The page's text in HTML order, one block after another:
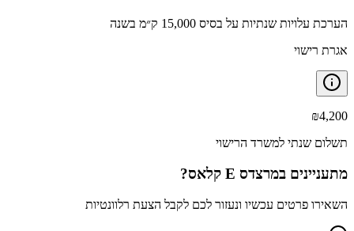
הערכת עלויות שנתיות על בסיס 15,000 ק״מ בשנה
אגרת רישוי
₪4,200
תשלום שנתי למשרד הרישוי
מתעניינים במרצדס E קלאס ?
השאירו פרטים עכשיו ונעזור לכם לקבל הצעת רלוונטיות